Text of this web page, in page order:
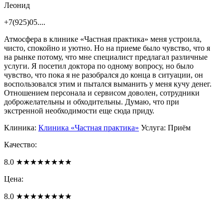
Леонид
+7(925)05....
Атмосфера в клинике «Частная практика» меня устроила,
чисто, спокойно и уютно. Но на приеме было чувство, что я
на рынке потому, что мне специалист предлагал различные
услуги. Я посетил доктора по одному вопросу, но было
чувство, что пока я не разобрался до конца в ситуации, он
воспользовался этим и пытался выманить у меня кучу денег.
Отношением персонала и сервисом доволен, сотрудники
доброжелательны и обходительны. Думаю, что при
экстренной необходимости еще сюда приду.
Клиника: Клиника «Частная практика» Услуга: Приём
Качество:
8.0 ★★★★★★★★
Цена:
8.0 ★★★★★★★★